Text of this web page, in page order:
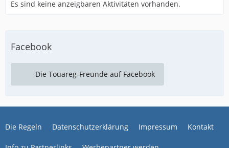
Es sind keine anzeigbaren Aktivitäten vorhanden.
Facebook
Die Touareg-Freunde auf Facebook
Die Regeln Datenschutzerklärung Impressum Kontakt